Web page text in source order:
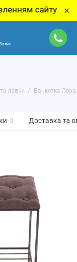
сайту - ціну ×
лавки Банкетка Лора
0 Доставка та